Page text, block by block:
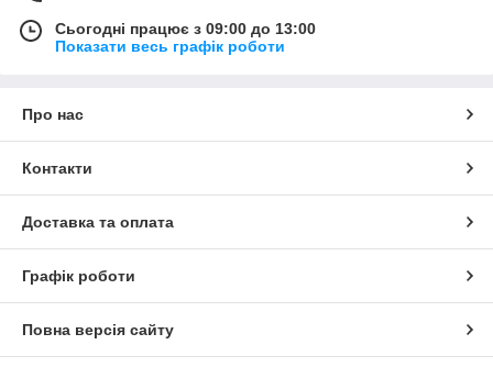
Сьогодні працює з 09:00 до 13:00
Показати весь графік роботи
Про нас
Контакти
Доставка та оплата
Графік роботи
Повна версія сайту